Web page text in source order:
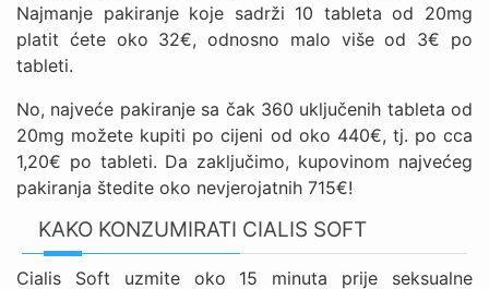
Najmanje pakiranje koje sadrži 10 tableta od 20mg
platit ćete oko 32€, odnosno malo više od 3€ po
tableti.
No, najveće pakiranje sa čak 360 uključenih tableta od
20mg možete kupiti po cijeni od oko 440€, tj. po cca
1,20€ po tableti. Da zaključimo, kupovinom najvećeg
pakiranja štedite oko nevjerojatnih 715€!
KAKO KONZUMIRATI CIALIS SOFT
Cialis Soft uzmite oko 15 minuta prije seksualne